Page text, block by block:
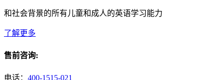
和社会背景的所有儿童和成人的英语学习能力
了解更多
售前咨询:
电话： 400-1515-021